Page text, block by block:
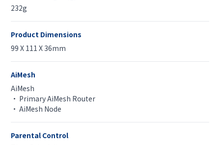
232g
Product Dimensions
99 X 111 X 36mm
AiMesh
AiMesh
• Primary AiMesh Router
• AiMesh Node
Parental Control